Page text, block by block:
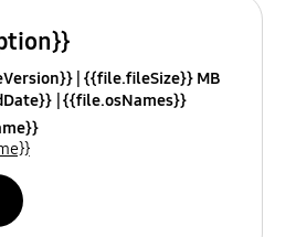
{{file.fileSize}} MB
{{file.osNames}}